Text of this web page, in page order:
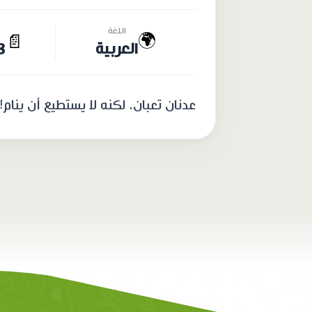
🌍 اللغة
العربية 📄
عدنان تعبان، لكنه لا يستطيع أن